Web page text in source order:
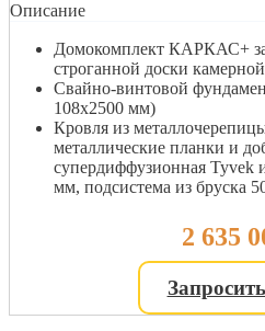
Описание
Домокомплект КАРКАС+
строганной доски
Свайно-винтовой
108х2500 мм)
Кровля из
металлические планки и
супердиффузионная Tyvek
мм, подсистема из бруска
2 635